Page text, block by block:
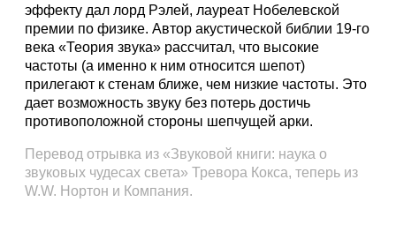
эффекту дал лорд Рэлей, лауреат Нобелевской
премии по физике. Автор акустической библии 19-го
века «Теория звука» рассчитал, что высокие
частоты (а именно к ним относится шепот)
прилегают к стенам ближе, чем низкие частоты. Это
дает возможность звуку без потерь достичь
противоположной стороны шепчущей арки.
Перевод отрывка из «Звуковой книги: наука о
звуковых чудесах света» Тревора Кокса, теперь из
W.W. Нортон и Компания.